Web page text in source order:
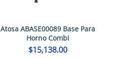
Atosa ABASE00089 Base Para
Horno Combi
$15,138.00